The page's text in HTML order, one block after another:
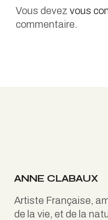
Vous devezvous
commentaire.
ANNE CLABAUX
Artiste Française,
de la vie, et de la